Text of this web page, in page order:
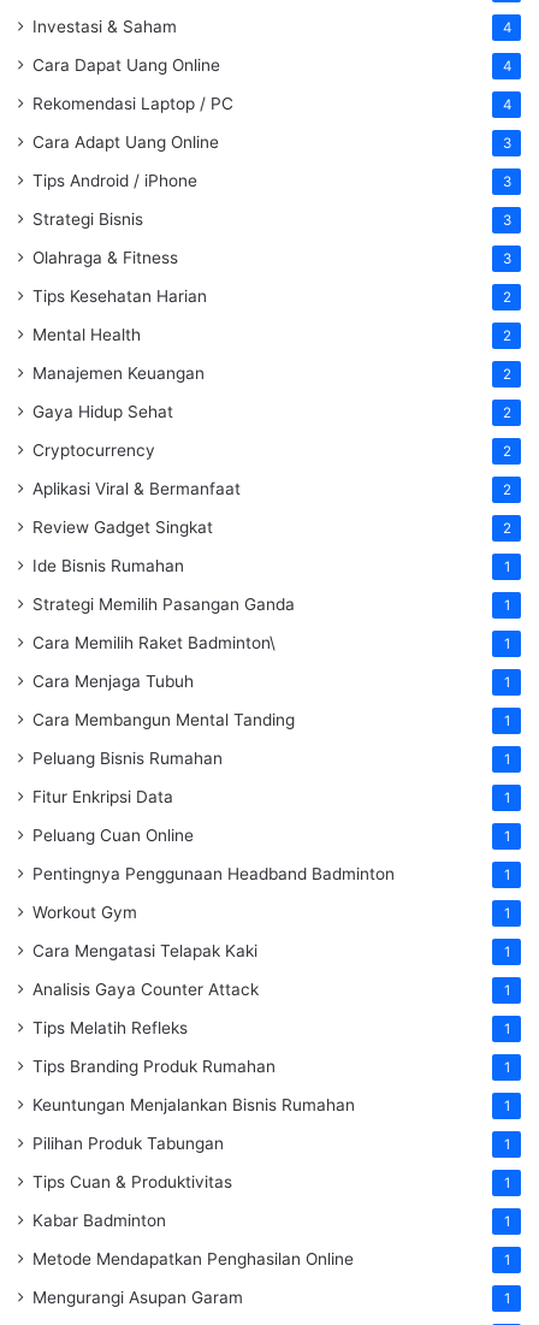
Investasi & Saham 4
Cara Dapat Uang Online 4
Rekomendasi Laptop / PC 4
Cara Adapt Uang Online 3
Tips Android / iPhone 3
Strategi Bisnis 3
Olahraga & Fitness 3
Tips Kesehatan Harian 2
Mental Health 2
Manajemen Keuangan 2
Gaya Hidup Sehat 2
Cryptocurrency 2
Aplikasi Viral & Bermanfaat 2
Review Gadget Singkat 2
Ide Bisnis Rumahan 1
Strategi Memilih Pasangan Ganda 1
Cara Memilih Raket Badminton\ 1
Cara Menjaga Tubuh 1
Cara Membangun Mental Tanding 1
Peluang Bisnis Rumahan 1
Fitur Enkripsi Data 1
Peluang Cuan Online 1
Pentingnya Penggunaan Headband Badminton 1
Workout Gym 1
Cara Mengatasi Telapak Kaki 1
Analisis Gaya Counter Attack 1
Tips Melatih Refleks 1
Tips Branding Produk Rumahan 1
Keuntungan Menjalankan Bisnis Rumahan 1
Pilihan Produk Tabungan 1
Tips Cuan & Produktivitas 1
Kabar Badminton 1
Metode Mendapatkan Penghasilan Online 1
Mengurangi Asupan Garam 1